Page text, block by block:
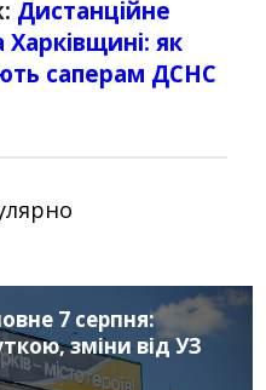
Дистанційне
як
саперам ДСНС
7 серпня:
зміни від УЗ